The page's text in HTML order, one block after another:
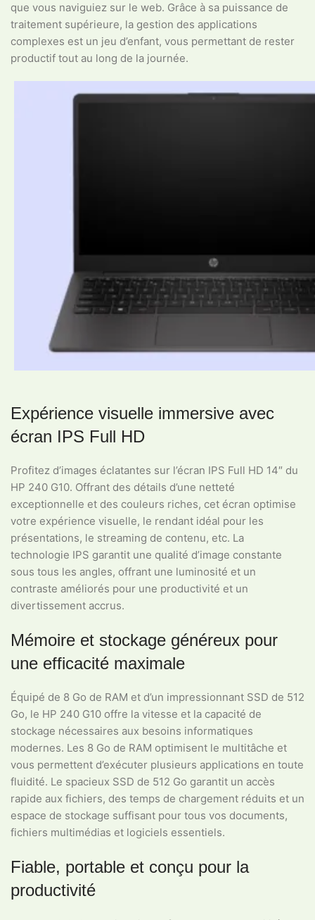
que vous naviguiez sur le web. Grâce à sa puissance de
traitement supérieure, la gestion des applications
complexes est un jeu d’enfant, vous permettant de rester
productif tout au long de la journée.
Expérience visuelle immersive avec
écran IPS Full HD
Profitez d’images éclatantes sur l’écran IPS Full HD 14″ du
HP 240 G10. Offrant des détails d’une netteté
exceptionnelle et des couleurs riches, cet écran optimise
votre expérience visuelle, le rendant idéal pour les
présentations, le streaming de contenu, etc. La
technologie IPS garantit une qualité d’image constante
sous tous les angles, offrant une luminosité et un
contraste améliorés pour une productivité et un
divertissement accrus.
Mémoire et stockage généreux pour
une efficacité maximale
Équipé de 8 Go de RAM et d’un impressionnant SSD de 512
Go, le HP 240 G10 offre la vitesse et la capacité de
stockage nécessaires aux besoins informatiques
modernes. Les 8 Go de RAM optimisent le multitâche et
vous permettent d’exécuter plusieurs applications en toute
fluidité. Le spacieux SSD de 512 Go garantit un accès
rapide aux fichiers, des temps de chargement réduits et un
espace de stockage suffisant pour tous vos documents,
fichiers multimédias et logiciels essentiels.
Fiable, portable et conçu pour la
productivité